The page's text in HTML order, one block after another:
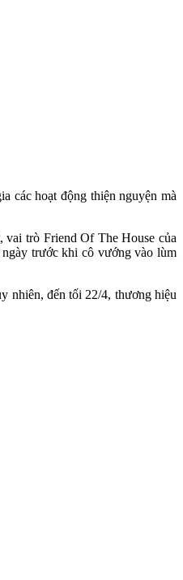
các hoạt động thiện nguyện mà
vai trò Friend Of The House của
trước khi cô vướng vào lùm
nhiên, đến tối 22/4, thương hiệu